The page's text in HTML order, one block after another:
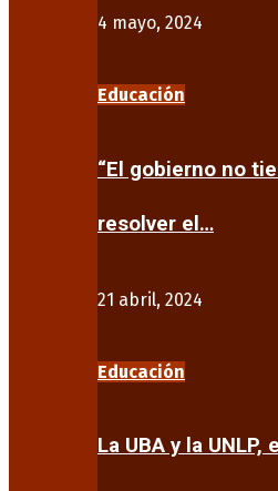
4 mayo, 2024
Educación
“El gobierno no
resolver el…
21 abril, 2024
Educación
La UBA y la